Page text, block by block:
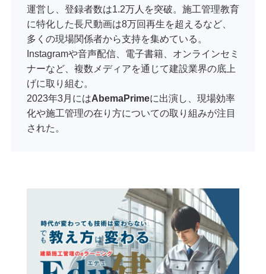
運営し、登録者数は1.2万人を突破。施工管理教育
に特化した長尺動画は8万回再生を超えるなど、
多くの現場関係者から支持を集めている。
Instagramや音声配信、電子書籍、オンラインセミ
ナーなど、複数メディアを通じて建設業界の底上
げに取り組む。
2023年3月にはAbemaPrimeに出演し、現場効率
化や施工管理の在り方についての取り組みが注目
された。